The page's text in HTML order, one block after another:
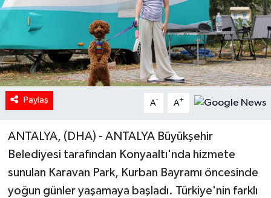
Paylaş A- A+
ANTALYA, (DHA) - ANTALYA Büyükşehir
Belediyesi tarafından Konyaaltı'nda hizmete
sunulan Karavan Park, Kurban Bayramı öncesinde
yoğun günler yaşamaya başladı. Türkiye'nin farklı